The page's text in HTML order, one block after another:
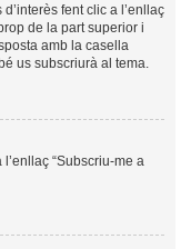
fent clic a l’enllaç
de la part superior i
amb la casella
us subscriurà al tema.
“Subscriu-me a